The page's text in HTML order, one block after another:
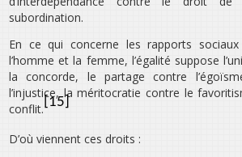
subordination.
En ce qui concerne les rapports
l’homme et la femme, l’égalité suppose
la concorde, le partage contre
l’injustice, la méritocratie contre le
conflit. [15]
D’où viennent ces droits :